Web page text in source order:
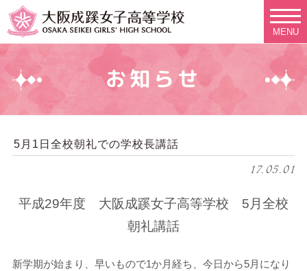
MENU
お知らせ
5月1日全校朝礼での学校長講話
17.05.01
平成29年度 大阪成蹊女子高等学校 5月全校
朝礼講話
新学期が始まり、早いもので1か月経ち、今日から5月になり